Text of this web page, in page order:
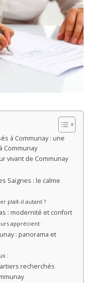
à Communay : une
Communay
vivant de Communay
Saignes : le calme
plaît-il autant ?
: modernité et confort
apprécient :
: panorama et
:
recherchés